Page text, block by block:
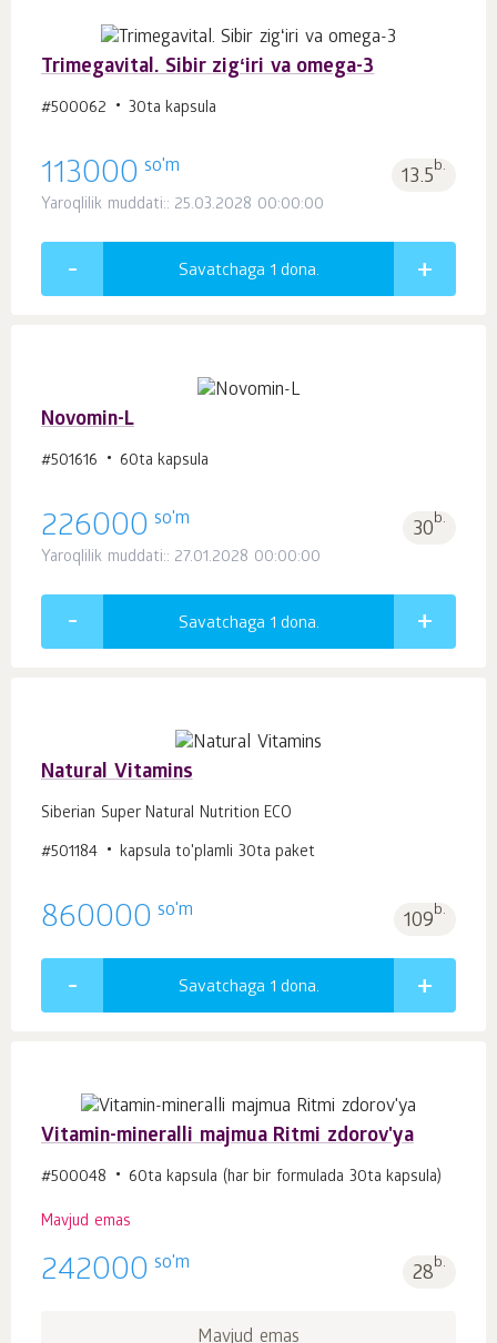
Trimegavital. Sibir zigʻiri va omega-3
#500062 30ta kapsula
113000 so'm 13.5b.
Yaroqlilik muddati:: 25.03.2028 00:00:00
Savatchaga 1 dona.
Novomin-L
#501616 60ta kapsula
226000 so'm 30b.
Yaroqlilik muddati:: 27.01.2028 00:00:00
Savatchaga 1 dona.
Natural Vitamins
Siberian Super Natural Nutrition ECO
#501184 kapsula to'plamli 30ta paket
860000 so'm 109b.
Savatchaga 1 dona.
Vitamin-mineralli majmua Ritmi zdorov'ya
#500048 60ta kapsula (har bir formulada 30ta kapsula)
Mavjud emas
242000 so'm 28b.
Mavjud emas